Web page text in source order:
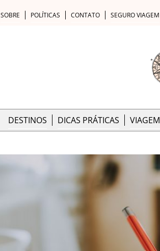
SOBRE POLÍTICAS CONTATO SEGURO VIAGEM
DESTINOS DICAS PRÁTICAS